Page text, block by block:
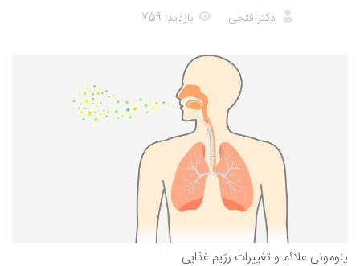
دکتر فتحی بازدید: 759
پنومونی علائم و تغییرات رژیم غذایی